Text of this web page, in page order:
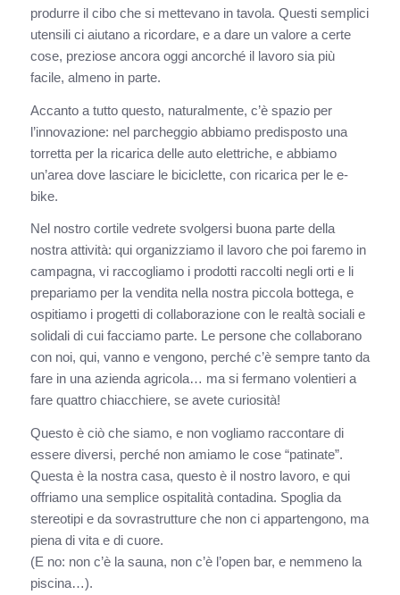
produrre il cibo che si mettevano in tavola. Questi semplici
utensili ci aiutano a ricordare, e a dare un valore a certe
cose, preziose ancora oggi ancorché il lavoro sia più
facile, almeno in parte.
Accanto a tutto questo, naturalmente, c’è spazio per
l’innovazione: nel parcheggio abbiamo predisposto una
torretta per la ricarica delle auto elettriche, e abbiamo
un’area dove lasciare le biciclette, con ricarica per le e-
bike.
Nel nostro cortile vedrete svolgersi buona parte della
nostra attività: qui organizziamo il lavoro che poi faremo in
campagna, vi raccogliamo i prodotti raccolti negli orti e li
prepariamo per la vendita nella nostra piccola bottega, e
ospitiamo i progetti di collaborazione con le realtà sociali e
solidali di cui facciamo parte. Le persone che collaborano
con noi, qui, vanno e vengono, perché c’è sempre tanto da
fare in una azienda agricola… ma si fermano volentieri a
fare quattro chiacchiere, se avete curiosità!
Questo è ciò che siamo, e non vogliamo raccontare di
essere diversi, perché non amiamo le cose “patinate”.
Questa è la nostra casa, questo è il nostro lavoro, e qui
offriamo una semplice ospitalità contadina. Spoglia da
stereotipi e da sovrastrutture che non ci appartengono, ma
piena di vita e di cuore.
(E no: non c’è la sauna, non c’è l’open bar, e nemmeno la
piscina…).